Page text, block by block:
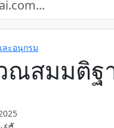
ะอนุกรม
ณสมมติฐ